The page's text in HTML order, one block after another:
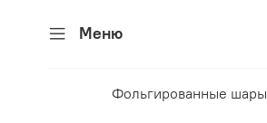
Меню
Фольгированные шары